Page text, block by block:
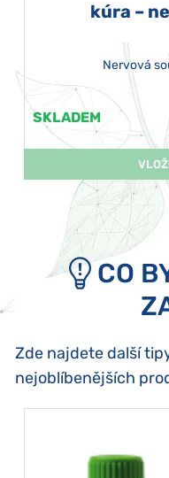
kúra –
Nervová
SKLADEM
CO
Zde najdete další
nejoblíbenějších